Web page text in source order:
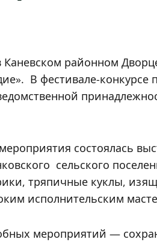
Каневском районном
В фестивале-
состоялась
сельского
тряпичные куклы,
исполнительским
мероприятий —